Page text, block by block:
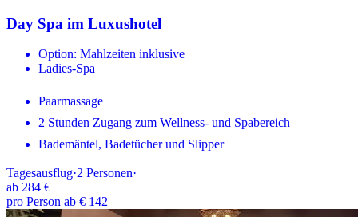
Day Spa im Luxushotel
Option: Mahlzeiten inklusive
Ladies-Spa
Paarmassage
2 Stunden Zugang zum Wellness- und Spabereich
Bademäntel, Badetücher und Slipper
Tagesausflug·2 Personen·
ab 284 €
pro Person ab € 142